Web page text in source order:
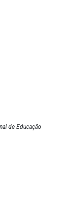
de Educação